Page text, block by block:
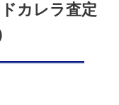
カレラ査定